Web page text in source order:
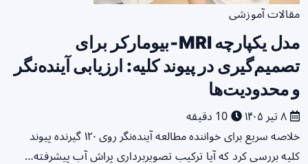
مقالات آموزشی
مدل یکپارچه MRI‑بیومارکر برای
تصمیم‌گیری در پیوند کلیه: ارزیابی آینده‌نگر
و محدودیت‌ها
خلاصه سریع برای خواننده مطالعه آینده‌نگر روی ۱۲۰ گیرنده پیوند
کلیه بررسی کرد که آیا ترکیب تصویربرداری پراش آب پیشرفته…